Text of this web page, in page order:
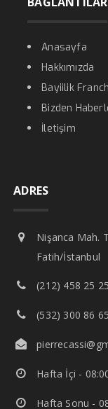
Anasayfa
Hakkımızda
Bayiilik
Bizden
İletişim
ADRES
Nişanca Mah.
Fatih/İstanbul
(212) 458 25 25
(532) 300 86 65
Hafta İçi -
Hafta Sonu -